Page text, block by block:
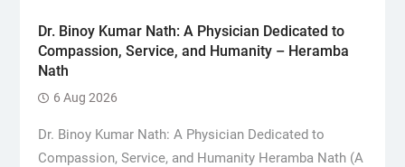
Dr. Binoy Kumar Nath: A Physician Dedicated to
Compassion, Service, and Humanity – Heramba
Nath
6 Aug 2026
Dr. Binoy Kumar Nath: A Physician Dedicated to
Compassion, Service, and Humanity Heramba Nath (A